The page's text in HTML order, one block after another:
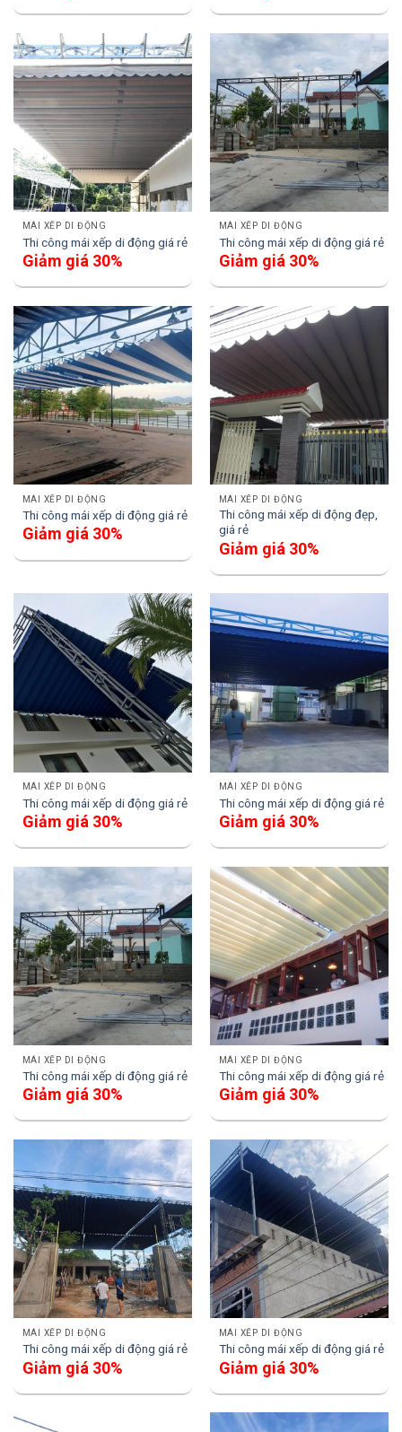
MÁI XẾP DI ĐỘNG
Thi công mái xếp di động giá rẻ
Giảm giá 30%
MÁI XẾP DI ĐỘNG
Thi công mái xếp di động giá rẻ
Giảm giá 30%
MÁI XẾP DI ĐỘNG
Thi công mái xếp di động giá rẻ
Giảm giá 30%
MÁI XẾP DI ĐỘNG
Thi công mái xếp di động đẹp,
giá rẻ
Giảm giá 30%
MÁI XẾP DI ĐỘNG
Thi công mái xếp di động giá rẻ
Giảm giá 30%
MÁI XẾP DI ĐỘNG
Thi công mái xếp di động giá rẻ
Giảm giá 30%
MÁI XẾP DI ĐỘNG
Thi công mái xếp di động giá rẻ
Giảm giá 30%
MÁI XẾP DI ĐỘNG
Thi công mái xếp di động giá rẻ
Giảm giá 30%
MÁI XẾP DI ĐỘNG
Thi công mái xếp di động giá rẻ
Giảm giá 30%
MÁI XẾP DI ĐỘNG
Thi công mái xếp di động giá rẻ
Giảm giá 30%